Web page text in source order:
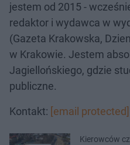
jestem od 2015 -
redaktor i wydawca w
(Gazeta Krakowska,
w Krakowie. Jestem
Jagiellońskiego, gdzie
publiczne.
Kontakt: [email protected]
Kierowców